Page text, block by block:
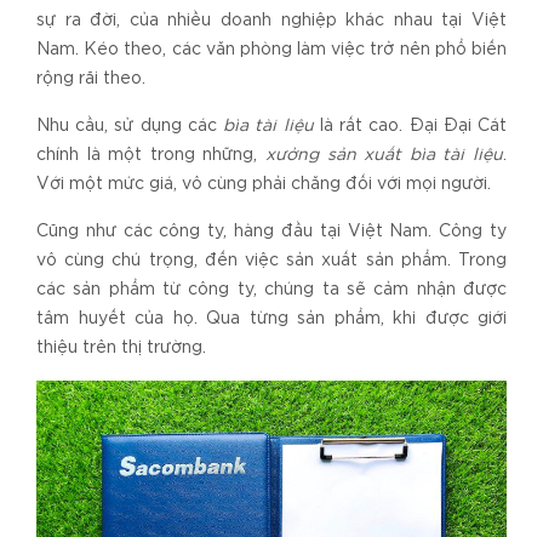
sự ra đời, của nhiều doanh nghiệp khác nhau tại Việt
Nam. Kéo theo, các văn phòng làm việc trở nên phổ biến
rộng rãi theo.
Nhu cầu, sử dụng các bìa tài liệulà rất cao. Đại Đại Cát
chính là một trong những,
xưởng sản xuất bìa tài liệu
Với một mức giá, vô cùng phải chăng đối với mọi người.
Cũng như các công ty, hàng đầu tại Việt Nam. Công ty
vô cùng chú trọng, đến việc sản xuất sản phẩm. Trong
các sản phẩm từ công ty, chúng ta sẽ cảm nhận được
tâm huyết của họ. Qua từng sản phẩm, khi được giới
thiệu trên thị trường.